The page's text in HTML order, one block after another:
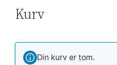
Kurv
Din kurv er tom.